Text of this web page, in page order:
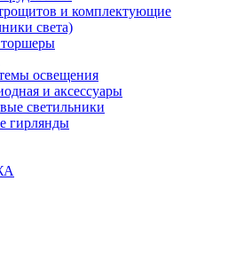
и комплектующие
света)
освещения
и аксессуары
светильники
гирлянды